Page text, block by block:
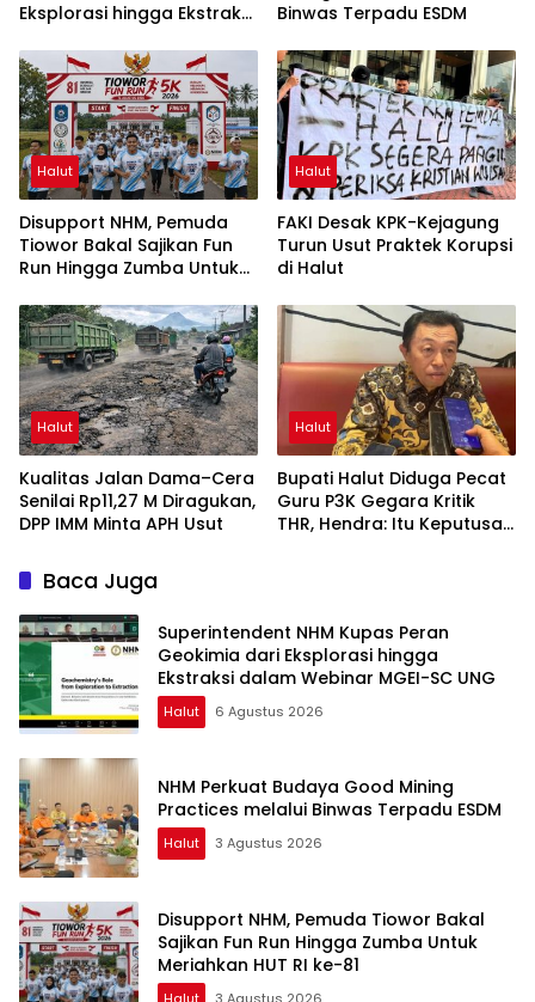
Eksplorasi hingga Ekstraksi
UNG
Binwas Terpadu ESDM
Halut
Disupport NHM, Pemuda
Tiowor Bakal Sajikan Fun
Run Hingga Zumba Untuk
Halut
FAKI Desak KPK-Kejagung
Turun Usut Praktek Korupsi
di Halut
Halut
Kualitas Jalan Dama–Cera
Senilai Rp11,27 M Diragukan,
DPP IMM Minta APH Usut
Halut
Bupati Halut Diduga Pecat
Guru P3K Gegara Kritik
THR, Hendra: Itu Keputusan
Baca Juga
Superintendent NHM Kupas Peran
Geokimia dari Eksplorasi hingga
Ekstraksi dalam Webinar MGEI-SC UNG
Halut 6 Agustus 2026
NHM Perkuat Budaya Good Mining
Practices melalui Binwas Terpadu ESDM
Halut 3 Agustus 2026
Disupport NHM, Pemuda Tiowor Bakal
Sajikan Fun Run Hingga Zumba Untuk
Meriahkan HUT RI ke-81
Halut 3 Agustus 2026